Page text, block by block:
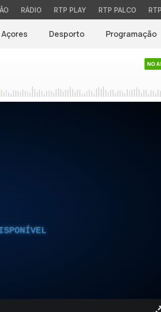
RÁDIO RTP PLAY RTP PALCO
Açores Desporto Programação
NO